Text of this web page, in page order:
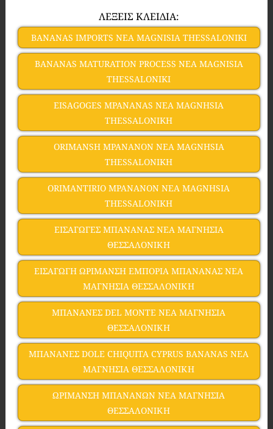
ΛΕΞΕΙΣ ΚΛΕΙΔΙΑ:
BANANAS IMPORTS NEA MAGNISIA THESSALONIKI
BANANAS MATURATION PROCESS NEA MAGNISIA
THESSALONIKI
EISAGOGES MPANANAS NEA MAGNHSIA
THESSALONIKH
ORIMANSH MPANANON NEA MAGNHSIA
THESSALONIKH
ORIMANTIRIO MPANANON NEA MAGNHSIA
THESSALONIKH
ΕΙΣΑΓΩΓΕΣ ΜΠΑΝΑΝΑΣ ΝΕΑ ΜΑΓΝΗΣΙΑ
ΘΕΣΣΑΛΟΝΙΚΗ
ΕΙΣΑΓΩΓΗ ΩΡΙΜΑΝΣΗ ΕΜΠΟΡΙΑ ΜΠΑΝΑΝΑΣ ΝΕΑ
ΜΑΓΝΗΣΙΑ ΘΕΣΣΑΛΟΝΙΚΗ
ΜΠΑΝΑΝΕΣ DEL MONTE ΝΕΑ ΜΑΓΝΗΣΙΑ
ΘΕΣΣΑΛΟΝΙΚΗ
ΜΠΑΝΑΝΕΣ DOLE CHIQUITA CYPRUS BANANAS ΝΕΑ
ΜΑΓΝΗΣΙΑ ΘΕΣΣΑΛΟΝΙΚΗ
ΩΡΙΜΑΝΣΗ ΜΠΑΝΑΝΩΝ ΝΕΑ ΜΑΓΝΗΣΙΑ
ΘΕΣΣΑΛΟΝΙΚΗ